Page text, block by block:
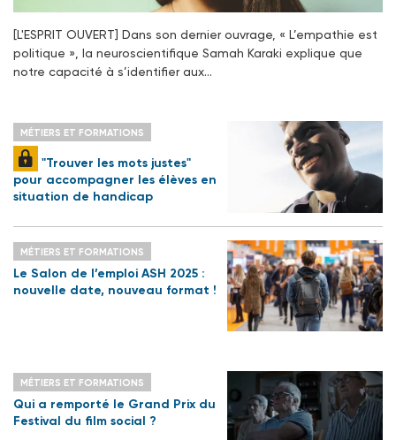
[L'ESPRIT OUVERT] Dans son dernier ouvrage, « L’empathie est
politique », la neuroscientifique Samah Karaki explique que
notre capacité à s’identifier aux…
MÉTIERS ET FORMATIONS
"Trouver les mots justes"
pour accompagner les élèves en
situation de handicap
MÉTIERS ET FORMATIONS
Le Salon de l’emploi ASH 2025 :
nouvelle date, nouveau format !
MÉTIERS ET FORMATIONS
Qui a remporté le Grand Prix du
Festival du film social ?